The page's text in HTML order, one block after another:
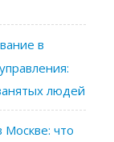
в
людей
Москве: что